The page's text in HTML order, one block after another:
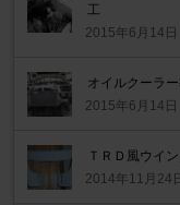
工
2015年6月14日
オイルクーラ
2015年6月14日
ＴＲＤ風ウイ
2014年11月24